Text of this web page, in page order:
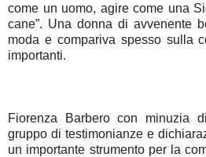
come un uomo, agire come una
cane”. Una donna di avvenente
moda e compariva spesso sulla
importanti.
Fiorenza Barbero con minuzia
gruppo di testimonianze e
un importante strumento per la